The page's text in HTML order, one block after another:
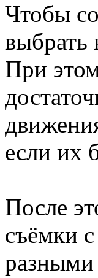
Чтобы
выбрать
При
если их
После
съёмки
разными